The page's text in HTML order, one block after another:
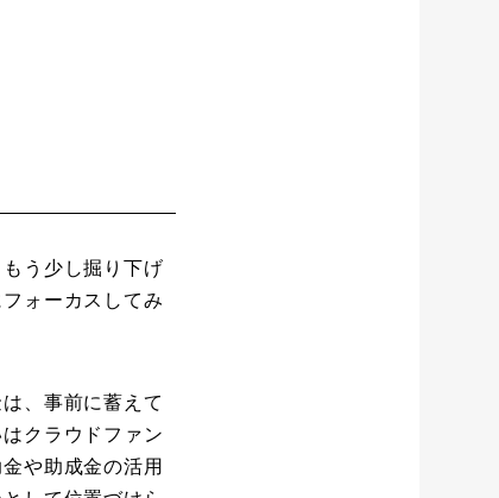
う少し掘り下げ
フォーカスしてみ
、事前に蓄えて
クラウドファン
や助成金の活用